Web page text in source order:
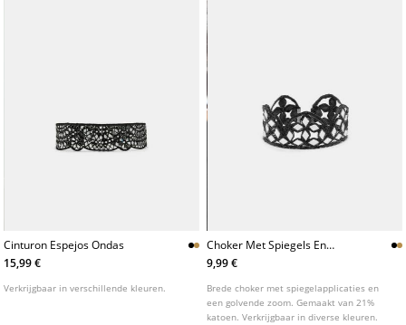
Cinturon Espejos Ondas
15,99 €
Verkrijgbaar in verschillende kleuren.
Choker Met Spiegels En
Golvend Design
9,99 €
Brede choker met spiegelapplicaties en
een golvende zoom. Gemaakt van 21%
katoen. Verkrijgbaar in diverse kleuren.